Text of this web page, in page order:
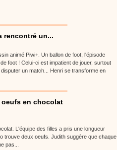
rencontré un...
animé Piwi+. Un ballon de foot, l'épisode
foot ! Celui-ci est impatient de jouer, surtout
un match... Henri se transforme en
oeufs en chocolat
L'équipe des filles a pris une longueur
trouve deux oeufs. Judith suggère que chaque
pas...